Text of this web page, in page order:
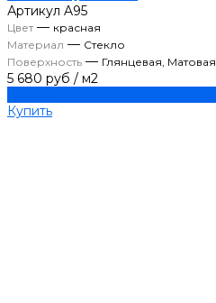
Артикул A95
Цвет— красная
Материал — Стекло
Поверхность — Глянцевая, Матовая
5 680 руб / м2
Купить